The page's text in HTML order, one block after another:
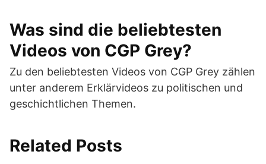
Was sind die beliebtesten
Videos von CGP Grey?
Zu den beliebtesten Videos von CGP Grey zählen
unter anderem Erklärvideos zu politischen und
geschichtlichen Themen.
Related Posts